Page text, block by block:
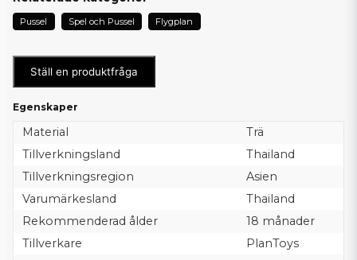
Pussel Spel och Pussel Flygplan
Ställ en produktfråga
Egenskaper
Material
Trä
Tillverkningsland
Thailand
Tillverkningsregion
Asien
Varumärkesland
Thailand
Rekommenderad ålder
18 månader
Tillverkare
PlanToys